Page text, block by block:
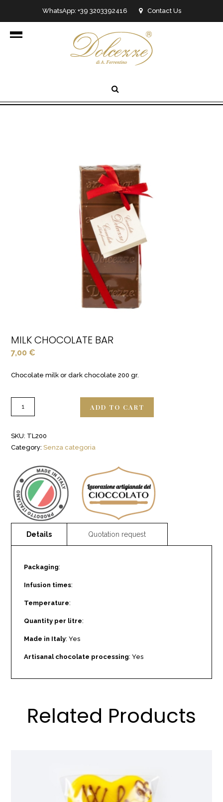
WhatsApp: +39 3203392416 Contact Us
info@dolcezzedicioccolato.it
MILK CHOCOLATE BAR
7,00 €
Chocolate milk or dark chocolate 200 gr.
ADD TO CART
SKU: TL200
Category:Senza categoria
Packaging:
Infusion times:
Temperature:
Quantity per litre:
Made in Italy: Yes
Artisanal chocolate processing: Yes
Related Products